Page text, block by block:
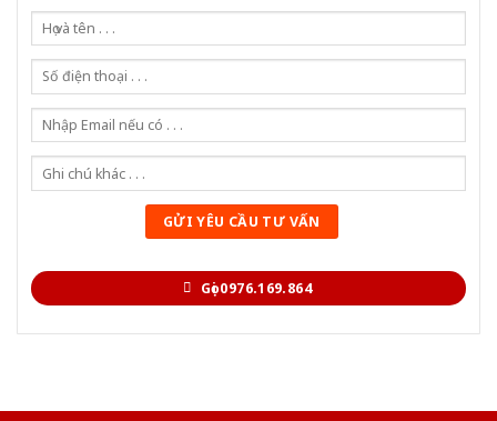
Gọi 0976.169.864